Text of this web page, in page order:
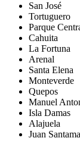
San José
Tortuguero
Parque
Cahuita
La Fortuna
Arenal
Santa Elena
Monteverde
Quepos
Manuel
Isla Damas
Alajuela
Juan